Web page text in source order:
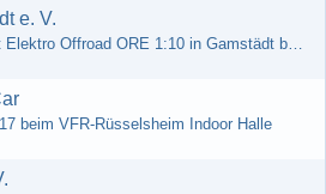
e. V.
Sportkreismeisterschaft Elektro Offroad ORE 1:10 in Gamstädt bei Erfurt, Outdoor mit Indoor Ausweichmöglichkeit!!!
beim VFR-Rüsselsheim Indoor Halle